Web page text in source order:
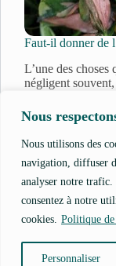
Nous
Nous utilisons des
navigation, diffuser
analyser notre
consentez à notre
cookies. Politique
Personnaliser
Faut-il donner de
L’une des choses
négligent souvent,
longtemps…
31 mai
Newsletter